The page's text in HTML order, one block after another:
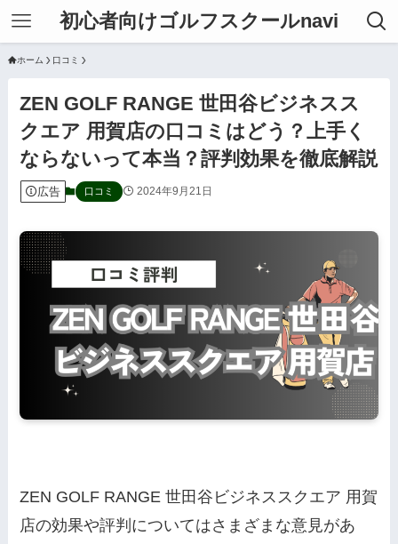
初心者向けゴルフスクールnavi
ホーム 口コミ
ZEN GOLF RANGE 世田谷ビジネスス
クエア 用賀店の口コミはどう？上手く
ならないって本当？評判効果を徹底解説
広告 口コミ 2024年9月21日
ZEN GOLF RANGE 世田谷ビジネススクエア 用賀
店の効果や評判についてはさまざまな意見があ